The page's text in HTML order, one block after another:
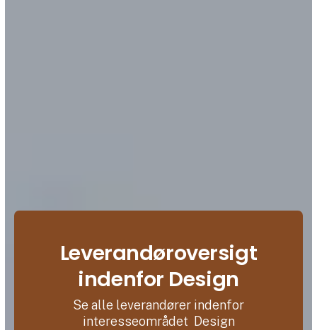
Leverandøroversigt
indenfor Design
Se alle leverandører indenfor
interesseområdet Design